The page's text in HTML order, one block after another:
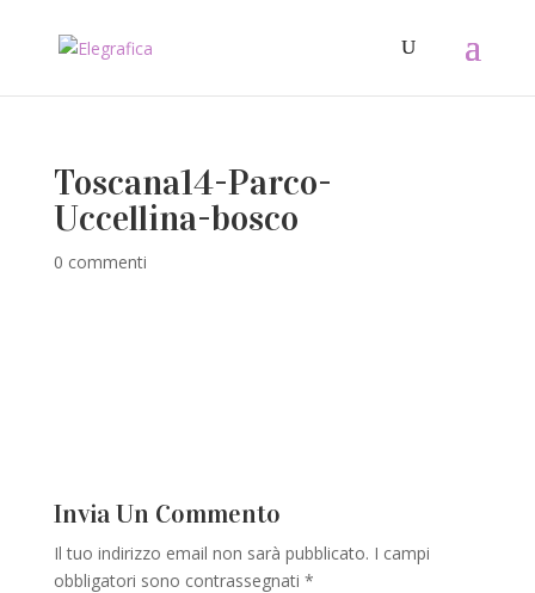
Toscana14-Parco-
Uccellina-bosco
0 commenti
Invia Un Commento
Il tuo indirizzo email non sarà pubblicato. I campi
obbligatori sono contrassegnati *